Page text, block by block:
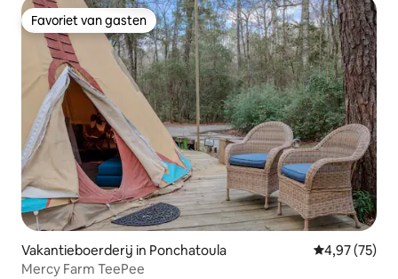
Favoriet van gasten
Favoriet van gasten
Vakantieboerderij in Ponchatoula Gemiddelde
4,97 (75)
Mercy Farm TeePee